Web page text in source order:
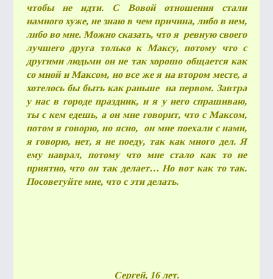
чтобы не идти. С Вовой отношения стали
намного хуже, не знаю в чем причина, либо в нем,
либо во мне. Можно сказать, что я ревную своего
лучшего друга только к Максу, потому что с
другими людьми он не так хорошо общается как
со мной и Максом, но все же я на втором месте, а
хотелось бы быть как раньше на первом. Завтра
у нас в городе праздник, и я у него спрашиваю,
ты с кем едешь, а он мне говорит, что с Максом,
потом я говорю, но ясно, он мне поехали с нами,
я говорю, нет, я не поеду, так как много дел. Я
ему наврал, потому что мне стало как то не
приятно, что он так делает… Но вот как то так.
Посоветуйте мне, что с эти делать.
Сергей, 16 лет.